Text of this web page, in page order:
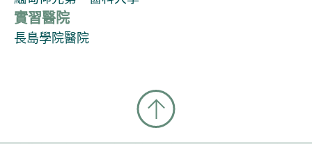
實習醫院
長島學院醫院